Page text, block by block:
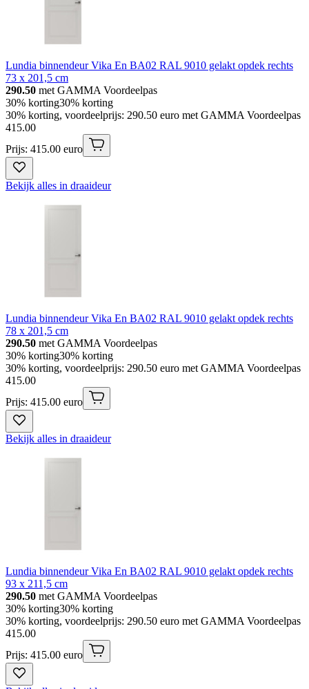
Lundia binnendeur Vika En BA02 RAL 9010 gelakt opdek rechts
73 x 201,5 cm
290.50 met GAMMA Voordeelpas
30% korting30% korting
30% korting, voordeelprijs: 290.50 euro met GAMMA Voordeelpas
415.00
Prijs: 415.00 euro
Bekijk alles in draaideur
Lundia binnendeur Vika En BA02 RAL 9010 gelakt opdek rechts
78 x 201,5 cm
290.50 met GAMMA Voordeelpas
30% korting30% korting
30% korting, voordeelprijs: 290.50 euro met GAMMA Voordeelpas
415.00
Prijs: 415.00 euro
Bekijk alles in draaideur
Lundia binnendeur Vika En BA02 RAL 9010 gelakt opdek rechts
93 x 211,5 cm
290.50 met GAMMA Voordeelpas
30% korting30% korting
30% korting, voordeelprijs: 290.50 euro met GAMMA Voordeelpas
415.00
Prijs: 415.00 euro